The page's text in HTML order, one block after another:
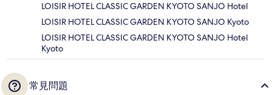
LOISIR HOTEL CLASSIC GARDEN KYOTO SANJO Hotel
LOISIR HOTEL CLASSIC GARDEN KYOTO SANJO Kyoto
LOISIR HOTEL CLASSIC GARDEN KYOTO SANJO Hotel
Kyoto
常見問題